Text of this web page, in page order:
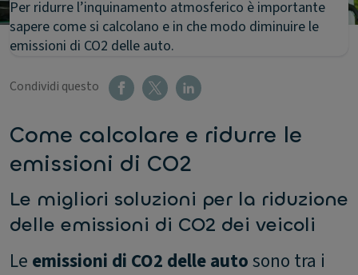
Per ridurre l’inquinamento atmosferico è importante
sapere come si calcolano e in che modo diminuire le
emissioni di CO2 delle auto.
Condividi questo
Come calcolare e ridurre le
emissioni di CO2
Le migliori soluzioni per la riduzione
delle emissioni di CO2 dei veicoli
Le emissioni di CO2 delle autosono tra i